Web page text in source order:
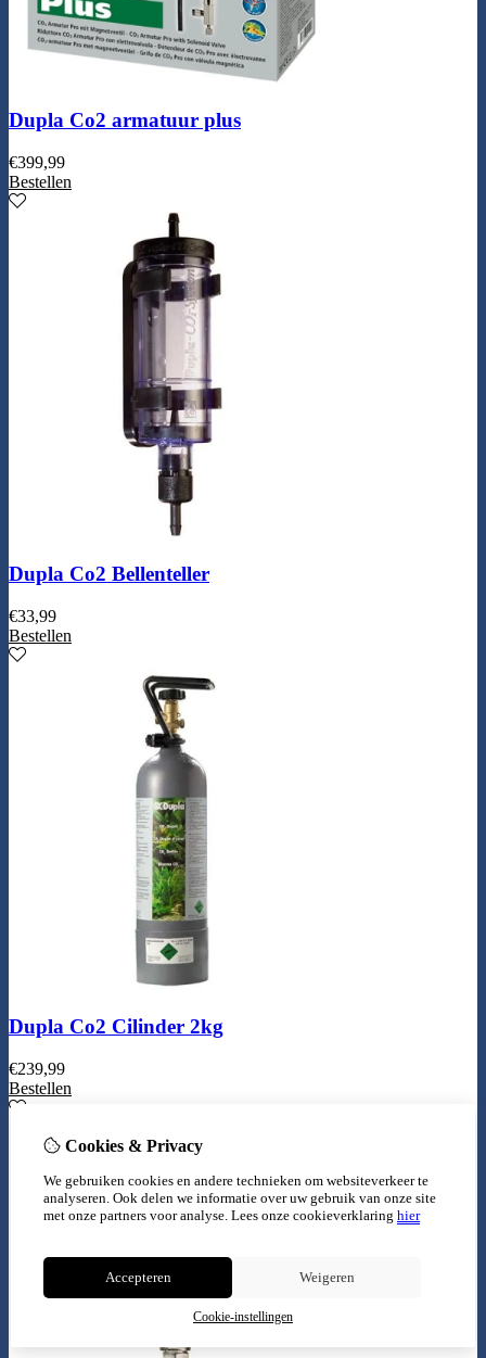
Dupla Co2 armatuur plus
€399,99
Bestellen
Dupla Co2 Bellenteller
€33,99
Bestellen
Dupla Co2 Cilinder 2kg
€239,99
Bestellen
Cookies & Privacy
We gebruiken cookies en andere technieken om websiteverkeer te
analyseren. Ook delen we informatie over uw gebruik van onze site
met onze partners voor analyse. Lees onze cookieverklaring hier
Accepteren Weigeren
Cookie-instellingen